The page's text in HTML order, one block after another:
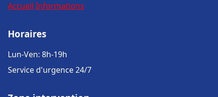
Accueil Informations
Horaires
Lun-Ven: 8h-19h
Service d'urgence 24/7